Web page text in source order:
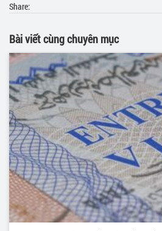
Share:
Bài viết cùng chuyên mục